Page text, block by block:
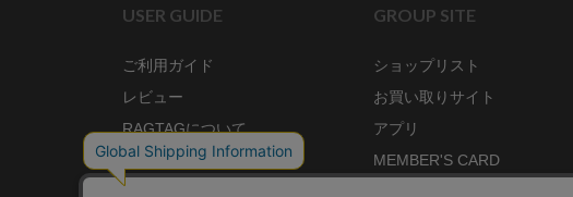
USER GUIDE
ご利用ガイド
レビュー
RAGTAGについて
ご利用規約
プライバシーポリシー
GROUP SITE
ショップリスト
お買い取りサイト
アプリ
MEMBER'S CARD